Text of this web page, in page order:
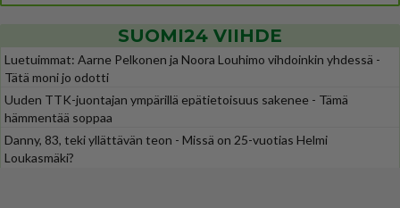
SUOMI24 VIIHDE
Luetuimmat: Aarne Pelkonen ja Noora Louhimo vihdoinkin yhdessä -
Tätä moni jo odotti
Uuden TTK-juontajan ympärillä epätietoisuus sakenee - Tämä
hämmentää soppaa
Danny, 83, teki yllättävän teon - Missä on 25-vuotias Helmi
Loukasmäki?